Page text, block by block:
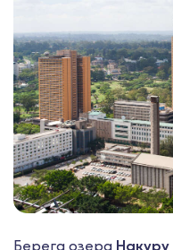
Берега озера Накуру